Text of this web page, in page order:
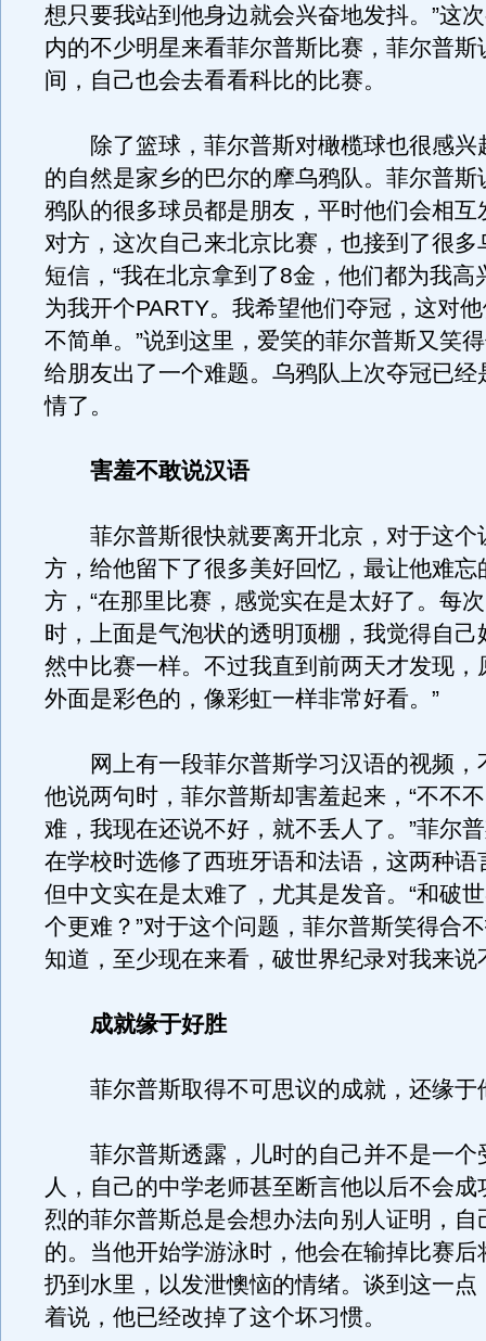
想只要我站到他身边就会兴奋地发抖。”这
内的不少明星来看菲尔普斯比赛，菲尔普斯
间，自己也会去看看科比的比赛。
除了篮球，菲尔普斯对橄榄球也很感兴
的自然是家乡的巴尔的摩乌鸦队。菲尔普斯
鸦队的很多球员都是朋友，平时他们会相互
对方，这次自己来北京比赛，也接到了很多
短信，“我在北京拿到了8金，他们都为我高
为我开个PARTY。我希望他们夺冠，这对
不简单。”说到这里，爱笑的菲尔普斯又笑
给朋友出了一个难题。乌鸦队上次夺冠已
情了。
害羞不敢说汉语
菲尔普斯很快就要离开北京，对于这个
方，给他留下了很多美好回忆，最让他难忘
方，“在那里比赛，感觉实在是太好了。每
时，上面是气泡状的透明顶棚，我觉得自己
然中比赛一样。不过我直到前两天才发现，
外面是彩色的，像彩虹一样非常好看。”
网上有一段菲尔普斯学习汉语的视频，
他说两句时，菲尔普斯却害羞起来，“不不
难，我现在还说不好，就不丢人了。”菲尔
在学校时选修了西班牙语和法语，这两种语
但中文实在是太难了，尤其是发音。“和破
个更难？”对于这个问题，菲尔普斯笑得合
知道，至少现在来看，破世界纪录对我来说
成就缘于好胜
菲尔普斯取得不可思议的成就，还缘于
菲尔普斯透露，儿时的自己并不是一个
人，自己的中学老师甚至断言他以后不会成
烈的菲尔普斯总是会想办法向别人证明，自
的。当他开始学游泳时，他会在输掉比赛后
扔到水里，以发泄懊恼的情绪。谈到这一点
着说，他已经改掉了这个坏习惯。